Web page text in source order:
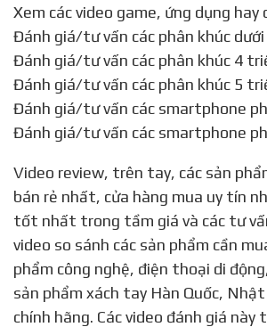
Xem các video game, ứng dụng
Đánh giá/tư vấn các phân khúc
Đánh giá/tư vấn các phân khúc 4
Đánh giá/tư vấn các phân khúc 5
Đánh giá/tư vấn các smartphone
Đánh giá/tư vấn các smartphone
Video review, trên tay, các sản phẩm điện thoại, giá
bán rẻ nhất, cửa hàng mua uy tín
tốt nhất trong tầm giá và các tư
video so sánh các sản phẩm cần
phẩm công nghệ, điện thoại di
sản phẩm xách tay Hàn Quốc,
chính hãng. Các video đánh giá này